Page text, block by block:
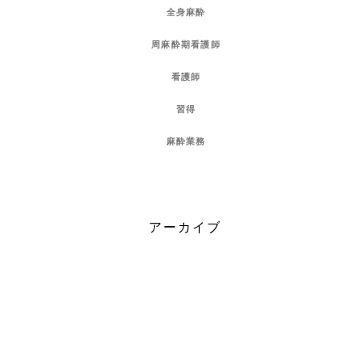
全身麻酔
周麻酔期看護師
看護師
習得
麻酔業務
アーカイブ